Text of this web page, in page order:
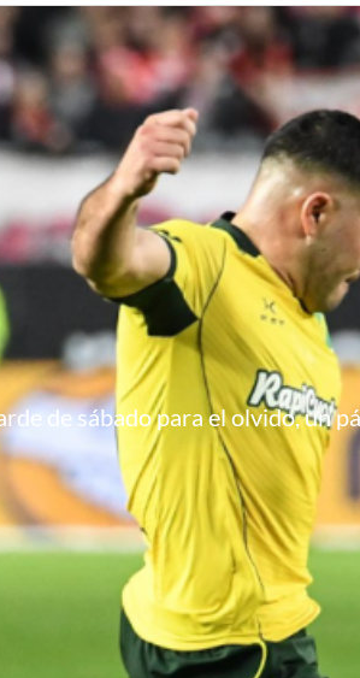
de sábado para el olvido, un